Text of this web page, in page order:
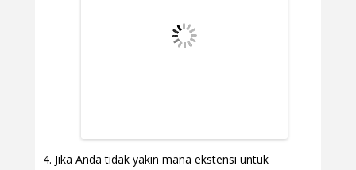
Jika Anda tidak yakin mana ekstensi untuk